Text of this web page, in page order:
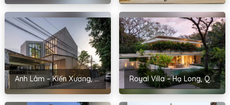
Anh Lâm – Kiến Xương, Thái Bình Royal Villa – Hạ Long, Quảng Ninh